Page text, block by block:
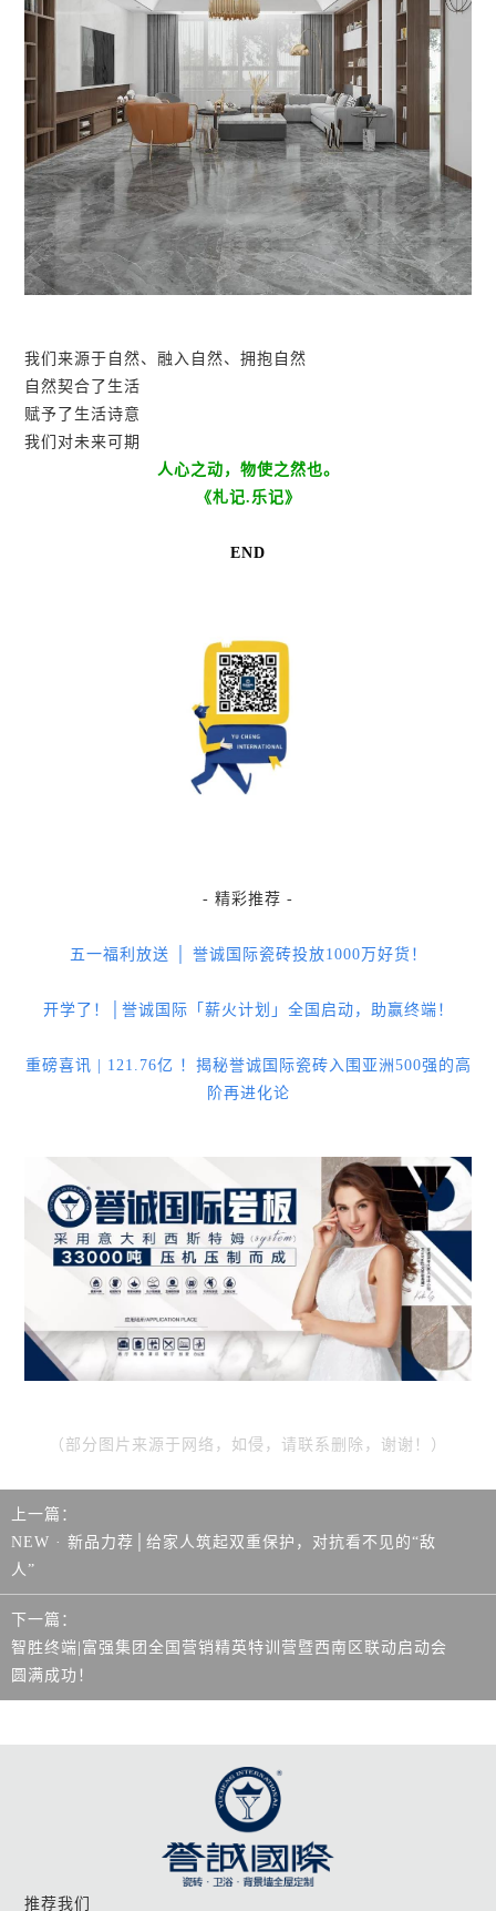
我们来源于自然、融入自然、拥抱自然
自然契合了生活
赋予了生活诗意
我们对未来可期
人心之动，物使之然也。
《札记.乐记》
END
- 精彩推荐 -
五一福利放送 │ 誉诚国际瓷砖投放1000万好货！
开学了！│誉诚国际「薪火计划」全国启动，助赢终端！
重磅喜讯 | 121.76亿 ！揭秘誉诚国际瓷砖入围亚洲500强的高
阶再进化论
（部分图片来源于网络，如侵，请联系删除，谢谢！）
上一篇：
NEW · 新品力荐│给家人筑起双重保护，对抗看不见的“敌
人”
下一篇：
智胜终端|富强集团全国营销精英特训营暨西南区联动启动会
圆满成功！
推荐我们